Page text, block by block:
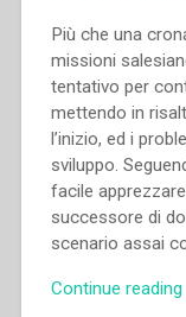
Più che una
missioni
tentativo per
mettendo in
l’inizio, ed i
sviluppo.
facile
successore di
scenario assai
Continue reading